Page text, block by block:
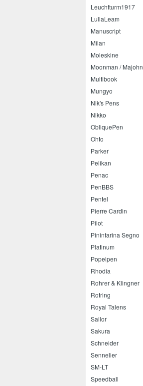
Leuchtturm1917
LullaLeam
Manuscript
Milan
Moleskine
Moonman / Majohn
Multibook
Mungyo
Nik's Pens
Nikko
ObliquePen
Ohto
Parker
Pelikan
Penac
PenBBS
Pentel
Pierre Cardin
Pilot
Pininfarina Segno
Platinum
Popelpen
Rhodia
Rohrer & Klingner
Rotring
Royal Talens
Sailor
Sakura
Schneider
Sennelier
SM-LT
Speedball